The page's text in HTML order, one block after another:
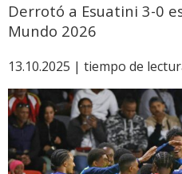
Derrotó a Esuatini 3-0
Mundo 2026
13.10.2025 | tiempo de